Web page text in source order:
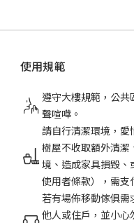
使用規範
遵守大樓規範，公
聲喧嘩。
請自行清潔環境，
樹屋不收取額外清
境、造成家具損毀
使用者條款），需支
若有場佈移動傢俱
他人或住戶，並小心